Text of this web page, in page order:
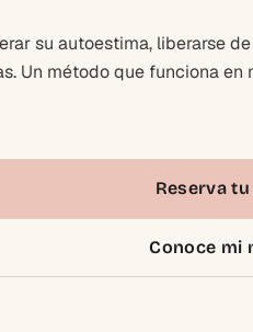
su autoestima, liberarse
Un método que funciona en
Reserva
Conoce mi